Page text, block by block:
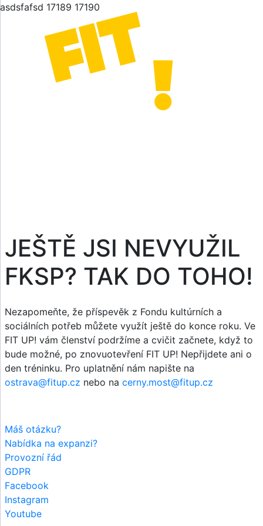
asdsfafsd 17189 17190
JEŠTĚ JSI NEVYUŽIL
FKSP? TAK DO TOHO!
Nezapomeňte, že příspevěk z Fondu kultúrních a
sociálních potřeb můžete využít ještě do konce roku. Ve
FIT UP! vám členství podržíme a cvičit začnete, když to
bude možné, po znovuotevření FIT UP! Nepřijdete ani o
den tréninku. Pro uplatnění nám napište na
ostrava@fitup.cz nebo na cerny.most@fitup.cz
Máš otázku?
Nabídka na expanzi?
Provozní řád
GDPR
Facebook
Instagram
Youtube